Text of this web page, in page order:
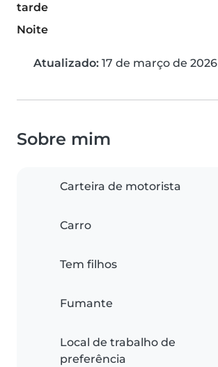
tarde
Noite
Atualizado: 17 de março de 2026
Sobre mim
Carteira de motorista
Carro
Tem filhos
Fumante
Local de trabalho de
preferência